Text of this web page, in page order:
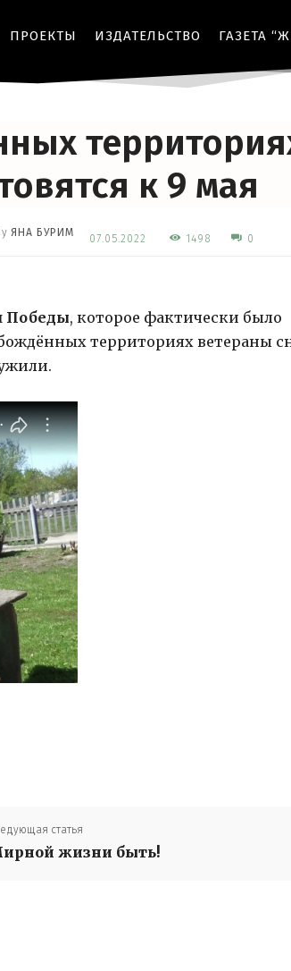
ПРОЕКТЫ ИЗДАТЕЛЬСТВО ГАЗЕТА
к 9 мая
ЯНА БУРИМ 07.05.2022 1498 0
Победы, которое фактически было
территориях ветераны
статья
жизни быть!